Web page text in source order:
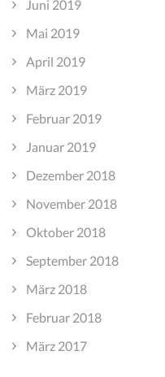
Juni 2019
Mai 2019
April 2019
März 2019
Februar 2019
Januar 2019
Dezember 2018
November 2018
Oktober 2018
September 2018
März 2018
Februar 2018
März 2017